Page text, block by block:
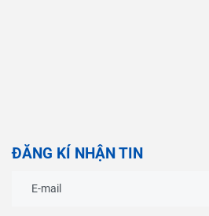
ĐĂNG KÍ NHẬN TIN